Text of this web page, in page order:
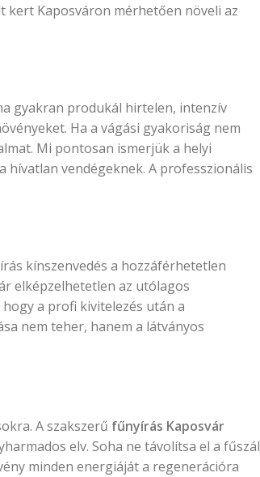
kert Kaposváron mérhetően növeli az
gyakran produkál hirtelen, intenzív
Ha a vágási gyakoriság nem
Mi pontosan ismerjük a helyi
vendégeknek. A professzionális
kínszenvedés a hozzáférhetetlen
elképzelhetetlen az utólagos
a profi kivitelezés után a
nem teher, hanem a látványos
A szakszerű fűnyírás Kaposvár
elv. Soha ne távolítsa el a fűszál
minden energiáját a regenerációra